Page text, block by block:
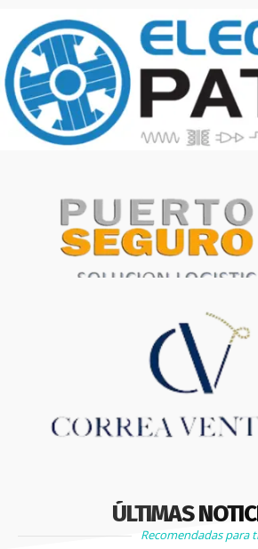
ÚLTIMAS
Recomendadas para ti